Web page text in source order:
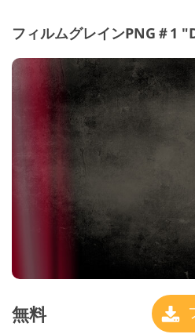
フィルムグレインPNG＃1
無料